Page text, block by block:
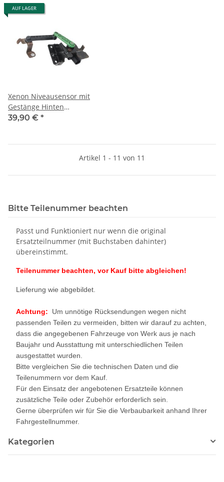
AUF LAGER
Xenon Niveausensor mit
Gestänge Hinten
5Q0512521J-5Q0907503
39,90 € *
Artikel 1 - 11 von 11
Bitte Teilenummer beachten
Passt und Funktioniert nur wenn die original
Ersatzteilnummer (mit Buchstaben dahinter)
übereinstimmt.
Teilenummer beachten, vor Kauf bitte abgleichen!
Lieferung wie abgebildet.
Achtung: Um unnötige Rücksendungen wegen nicht
passenden Teilen zu vermeiden, bitten wir darauf zu achten,
dass die angegebenen Fahrzeuge von Werk aus je nach
Baujahr und Ausstattung mit unterschiedlichen Teilen
ausgestattet wurden.
Bitte vergleichen Sie die technischen Daten und die
Teilenummern vor dem Kauf.
Für den Einsatz der angebotenen Ersatzteile können
zusätzliche Teile oder Zubehör erforderlich sein.
Gerne überprüfen wir für Sie die Verbaubarkeit anhand Ihrer
Fahrgestellnummer.
Kategorien